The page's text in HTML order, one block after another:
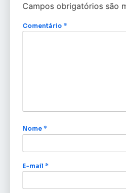
Campos obrigatórios são
Comentário *
Nome *
E-mail *